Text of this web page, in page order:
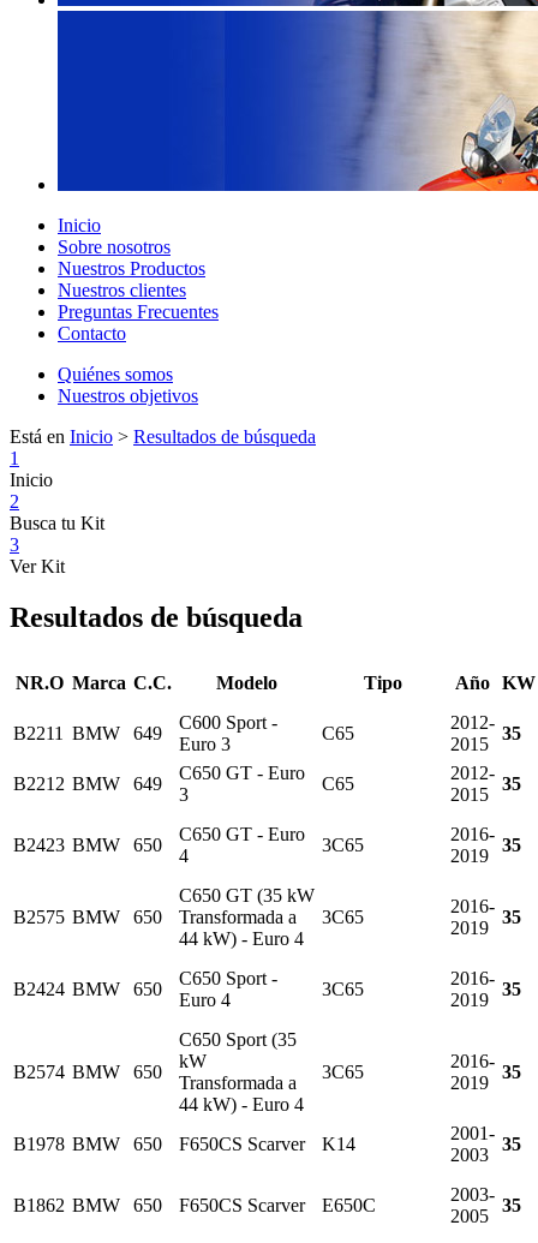
Inicio
Sobre nosotros
Nuestros Productos
Nuestros clientes
Preguntas Frecuentes
Contacto
Quiénes somos
Nuestros objetivos
Está en Inicio > Resultados de búsqueda
1
Inicio
2
Busca tu Kit
3
Ver Kit
Resultados de búsqueda
NR.O Marca C.C. Modelo Tipo Año KW
B2211 BMW 649
C600 Sport -
Euro 3
C65
2012-
2015
35
B2212 BMW 649
C650 GT - Euro
3
C65
2012-
2015
35
B2423 BMW 650
C650 GT - Euro
4
3C65
2016-
2019
35
B2575 BMW 650
C650 GT (35 kW
Transformada a
44 kW) - Euro 4
3C65
2016-
2019
35
B2424 BMW 650
C650 Sport -
Euro 4
3C65
2016-
2019
35
B2574 BMW 650
C650 Sport (35
kW
Transformada a
44 kW) - Euro 4
3C65
2016-
2019
35
B1978 BMW 650 F650CS Scarver K14
2001-
2003
35
B1862 BMW 650 F650CS Scarver E650C
2003-
2005
35